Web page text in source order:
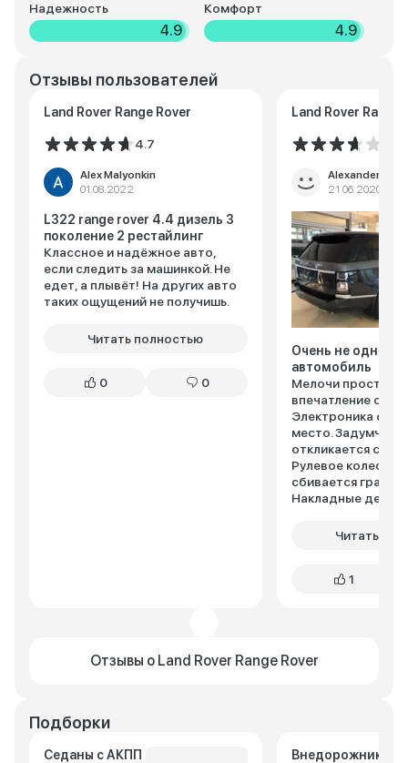
Надежность
4.9
Комфорт
4.9
Отзывы пользователей
Land Rover Range Rover
4.7
Alex Malyonkin
01.08.2022
L322 range rover 4.4 дизель 3
поколение 2 рестайлинг
Классное и надёжное авто,
если следить за машинкой. Не
едет, а плывёт! На других авто
таких ощущений не получишь.
Читать полностью
0 0
Land Rover Range
Alexander
21.06.2020
Очень не
автомобиль
Мелочи просто
впечатление от
Электроника
место.
откликается с
Рулевое колесо
сбивается
Накладные
Читать
1
Отзывы о Land Rover Range Rover
Подборки
Седаны с АКПП
Внедорожники